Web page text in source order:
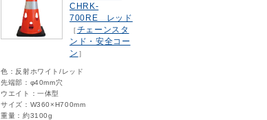
CHRK-
700RE レッド
［チェーンスタ
ンド・安全コー
ン ］
色：反射ホワイト/レッド
先端部：φ40mm穴
ウエイト：一体型
サイズ：W360×H700mm
重量：約3100g